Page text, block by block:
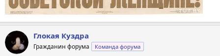
Глокая Куздра
Гражданин форума Команда форума